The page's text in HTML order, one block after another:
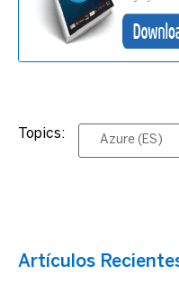
Topics: Azure (ES)
Artículos